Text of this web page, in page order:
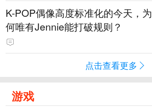
K-POP偶像高度标准化的今天，为
何唯有Jennie能打破规则？
点击查看更多
游戏